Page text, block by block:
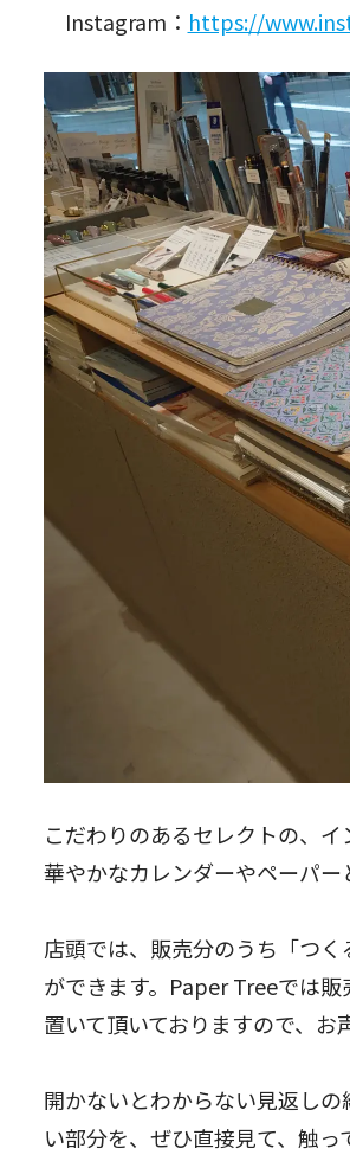
Instagram： https://
こだわりのあるセレクトの、イ
華やかなカレンダーやペーパー
店頭では、販売分のうち「つ
ができます。Paper Treeでは
置いて頂いておりますので、お
開かないとわからない見返し
い部分を、ぜひ直接見て、触っ